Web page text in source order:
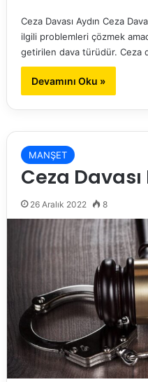
Ceza Davası Aydın Ceza
ilgili problemleri çözmek
getirilen dava türüdür. Ceza
Devamını Oku »
MANŞET
Ceza Davası
26 Aralık 2022 8